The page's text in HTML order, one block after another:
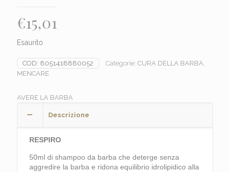
€15,01
Esaurito
COD: 8051418880052 Categorie: CURA DELLA BARBA,
MENCARE
AVERE LA BARBA
Descrizione
RESPIRO
50ml di shampoo da barba che deterge senza
aggredire la barba e ridona equilibrio idrolipidico alla